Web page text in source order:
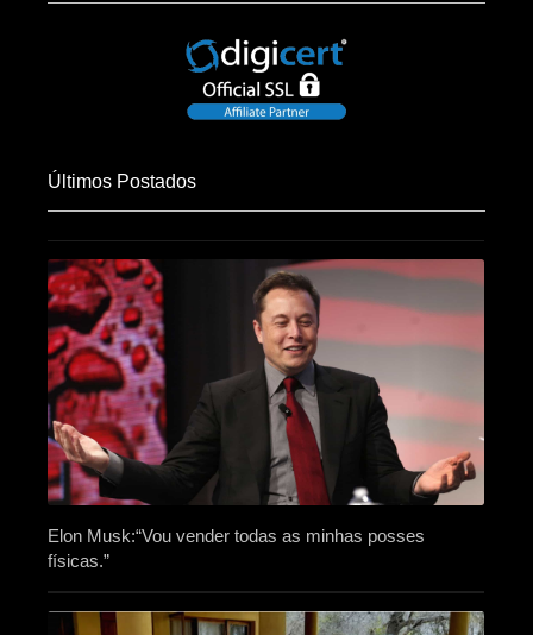
Últimos Postados
Elon Musk:“Vou vender todas as minhas posses
físicas.”